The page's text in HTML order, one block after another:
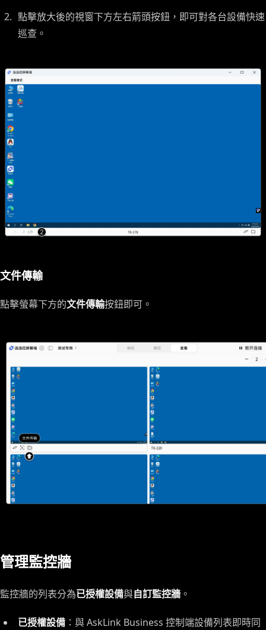
點擊放大後的視窗下方左右箭頭按鈕，即可對各台設備快速
巡查。
文件傳輸
點擊螢幕下方的文件傳輸按鈕即可。
管理監控牆
監控牆的列表分為已授權設備與自訂監控牆 。
已授權設備 ：與 AskLink Business 控制端設備列表即時同